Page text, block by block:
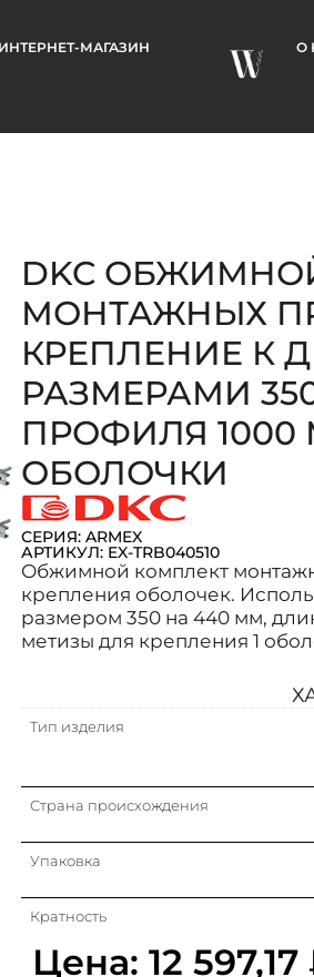
ИНТЕРНЕТ-МАГАЗИН О
DKC
МОНТАЖНЫХ
КРЕПЛЕНИЕ К
РАЗМЕРАМИ
ПРОФИЛЯ 1000
ОБОЛОЧКИ
СЕРИЯ: ARMEX
АРТИКУЛ: EX-TRB040510
Обжимной комплект
крепления оболочек.
размером 350 на 440 мм,
метизы для крепления 1
Тип изделия
Страна происхождения
Упаковка
Кратность
Материал
Цена: 12 597,17